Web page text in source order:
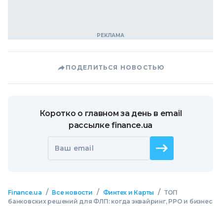
ПОДЕЛИТЬСЯ НОВОСТЬЮ
Коротко о главном за день в email
рассылке finance.ua
Ваш email
Finance.ua / Все новости / Финтех и Карты / ТОП
банковских решений для ФЛП: когда эквайринг, РРО и бизнес